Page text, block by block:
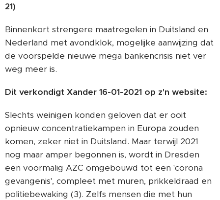
21)
Binnenkort strengere maatregelen in Duitsland en
Nederland met avondklok, mogelijke aanwijzing dat
de voorspelde nieuwe mega bankencrisis niet ver
weg meer is.
Dit verkondigt Xander 16-01-2021 op z'n website:
Slechts weinigen konden geloven dat er ooit
opnieuw concentratiekampen in Europa zouden
komen, zeker niet in Duitsland. Maar terwijl 2021
nog maar amper begonnen is, wordt in Dresden
een voormalig AZC omgebouwd tot een 'corona
gevangenis', compleet met muren, prikkeldraad en
politiebewaking (3). Zelfs mensen die met hun